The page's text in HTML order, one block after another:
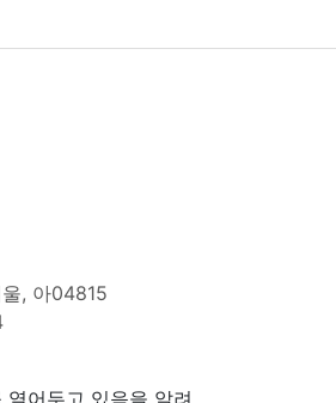
, 아04815
어두고 있음을 알려